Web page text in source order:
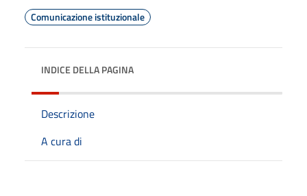
Comunicazione istituzionale
INDICE DELLA PAGINA
Descrizione
A cura di